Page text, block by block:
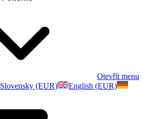
Otevřít menu
Slovensky (EUR)
English (EUR)